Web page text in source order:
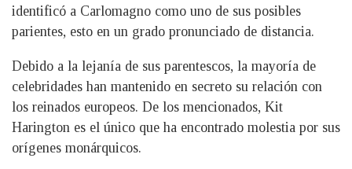
identificó a Carlomagno como uno de sus posibles
parientes, esto en un grado pronunciado de distancia.
Debido a la lejanía de sus parentescos, la mayoría de
celebridades han mantenido en secreto su relación con
los reinados europeos. De los mencionados, Kit
Harington es el único que ha encontrado molestia por sus
orígenes monárquicos.